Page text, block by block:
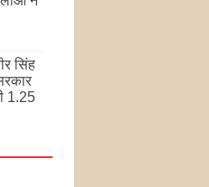
सिंह
1.25